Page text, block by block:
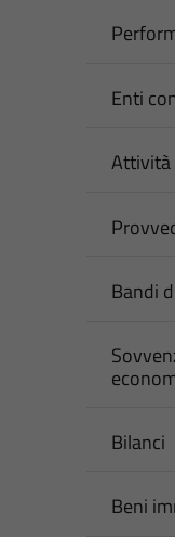
Enti
Attività
Bandi
Bilanci
Beni